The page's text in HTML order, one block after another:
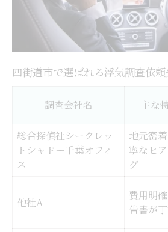
四街道市で選ばれる浮気調査依
調査会社名 主な
総合探偵社シークレッ
トシャドー千葉オフィ
ス
地元密
寧なヒ
グ
他社A
費用明
告書が